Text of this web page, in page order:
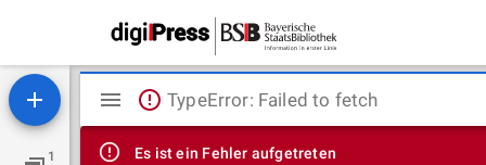
1
Mirador
Viewer
TypeError: Failed to fetch
Es ist ein Fehler aufgetreten